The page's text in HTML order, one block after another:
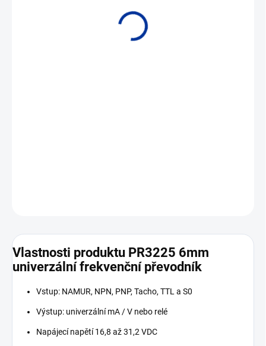
Vlastnosti produktu PR3225 6mm
univerzální frekvenční převodník
Vstup: NAMUR, NPN, PNP, Tacho, TTL a S0
Výstup: univerzální mA / V nebo relé
Napájecí napětí 16,8 až 31,2 VDC